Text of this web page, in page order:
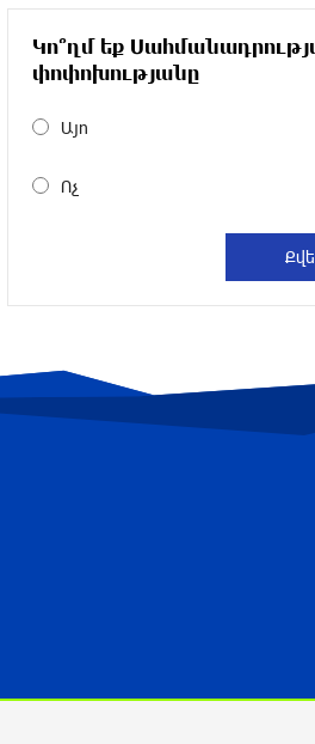
ՌԴ-ն պատրաստ է
Հայաստանի
7 հազարով ավելացել է
Լիբանանում
բենզալցակայանում
Կո՞ղմ եք
փոփոխությանը
Այո
Ոչ